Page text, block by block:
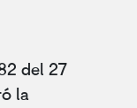
del 27
la